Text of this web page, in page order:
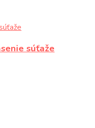
súťaže